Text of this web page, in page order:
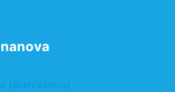
(Barcelona)